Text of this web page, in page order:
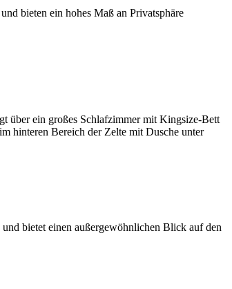
bieten ein hohes Maß an Privatsphäre
über ein großes Schlafzimmer mit Kingsize-Bett
hinteren Bereich der Zelte mit Dusche unter
bietet einen außergewöhnlichen Blick auf den